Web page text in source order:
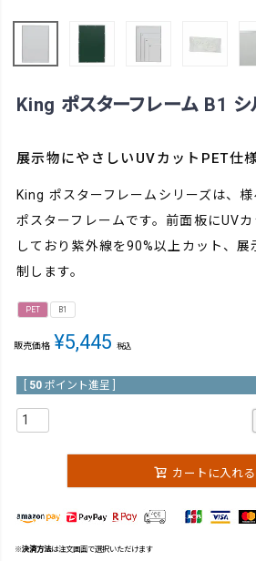
King ポスターフレーム B1 シ
展示物にやさしいUVカットPET仕
King ポスターフレームシリーズは、
ポスターフレームです。前面板にUV
しており紫外線を90%以上カット、展
制します。
PET B1
販売価格 ¥5,445 税込
50 ポイント進呈 ]
カートに入れる
※決済方法は注文画面で選択いただけます